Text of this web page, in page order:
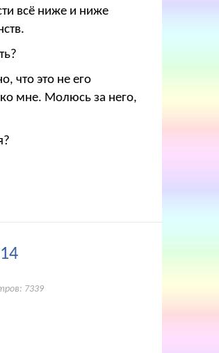
всё ниже и ниже
что это не его
мне. Молюсь за него,
7339